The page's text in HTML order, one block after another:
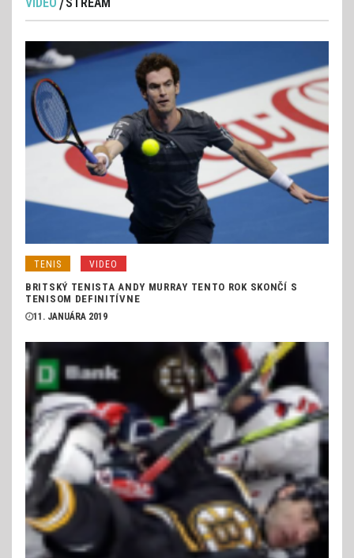
TENIS VIDEO
BRITSKÝ TENISTA ANDY MURRAY TENTO ROK SKONČÍ S
TENISOM DEFINITÍVNE
11. JANUÁRA 2019